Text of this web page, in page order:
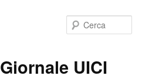
Giornale UICI